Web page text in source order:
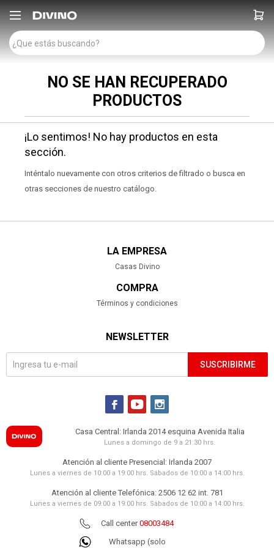

NO SE HAN RECUPERADO
PRODUCTOS
¡Lo sentimos! No hay productos en esta
sección.
Inténtalo nuevamente con otros criterios de filtrado o busca en
otras secciones de nuestro catálogo.
LA EMPRESA
Casas Divino
COMPRA
Términos y condiciones
NEWSLETTER
SUSCRIBIRME
  
Casa Central: Irlanda 2014 esquina Avenida Italia
Lunes a domingo de 9 a 21:30 hrs.
Atención al cliente Presencial: Irlanda 2007
Lunes a viernes de 10:00 a 19:00 hrs. Sábados de 10:00 a 14:00 hrs.
Atención al cliente Telefónica: 2506 12 62 int. 781
Lunes a viernes de 09:00 a 19:00 hrs. Sábados de 10:00 a 14:00 hrs.
Call center08003484
Whatsapp (solo